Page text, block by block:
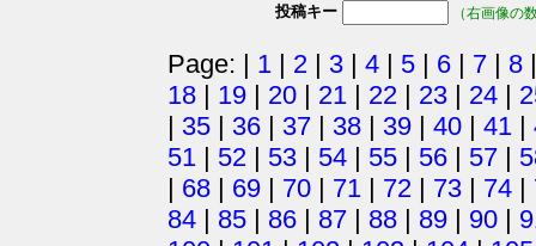
投稿キー （右画像の
Page: | 1 | 2 | 3 | 4 | 5 | 6 | 7 | 8
18 | 19 | 20 | 21 | 22 | 23 | 24 |
| 35 | 36 | 37 | 38 | 39 | 40 | 41 |
51 | 52 | 53 | 54 | 55 | 56 | 57 |
| 68 | 69 | 70 | 71 | 72 | 73 | 74 |
84 | 85 | 86 | 87 | 88 | 89 | 90 |